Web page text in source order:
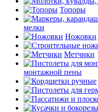
Топоры
мелки
Ножовки
Метчики
монтажной пены